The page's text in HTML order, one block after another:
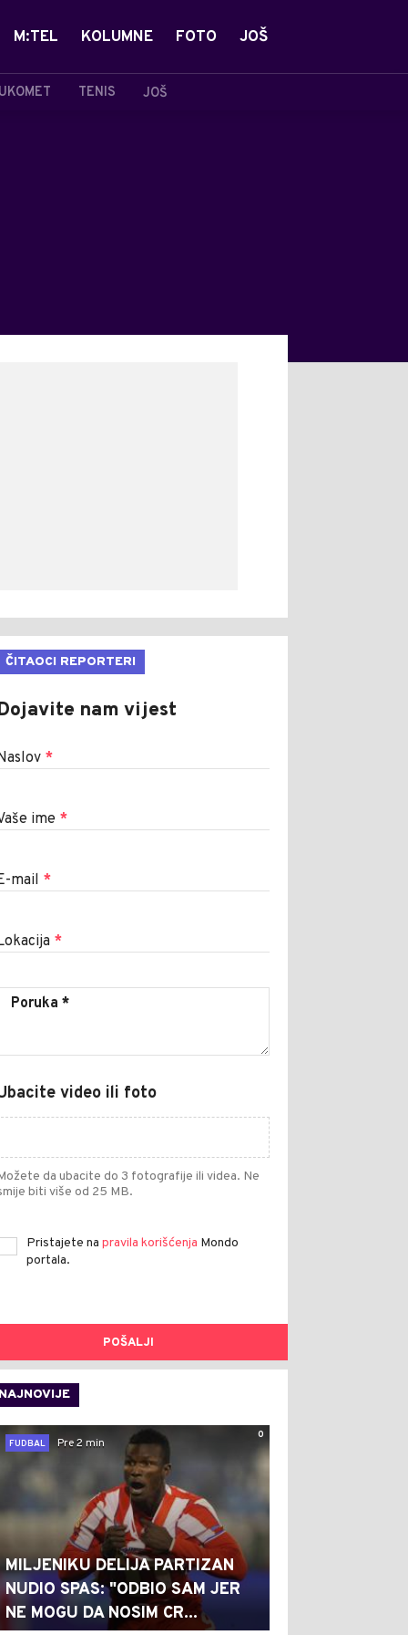
TENIS JOŠ
M:TEL KOLUMNE FOTO JOŠ
ČITAOCI REPORTERI
nam vijest
*
ime *
mail *
*
video ili foto
da ubacite do 3 fotografije ili videa. Ne
biti više od 25 MB.
Pristajete na pravila korišćenja Mondo
portala.
POŠALJI
NAJNOVIJE
0
FUDBAL
Pre 2 min
MILJENIKU DELIJA PARTIZAN
NUDIO SPAS: "ODBIO SAM JER
NE MOGU DA NOSIM CR...